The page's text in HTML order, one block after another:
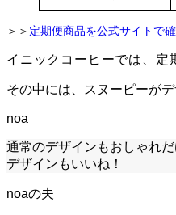
＞＞ 定期便商品を公式サイトで確
イニックコーヒーでは、定
その中には、 スヌーピーが
noa
通常のデザインもおしゃれ
デザインもいいね！
noaの夫